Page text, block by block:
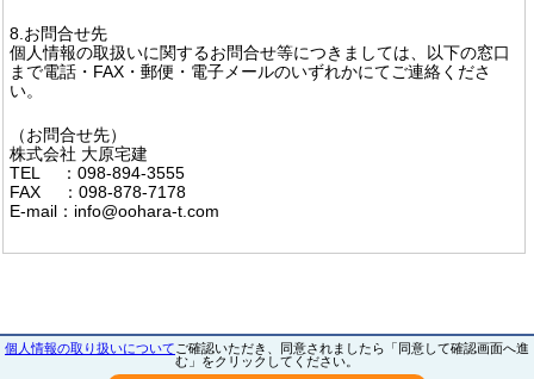
8.お問合せ先
個人情報の取扱いに関するお問合せ等につきましては、以下の窓口
まで電話・FAX・郵便・電子メールのいずれかにてご連絡くださ
い。
（お問合せ先）
株式会社 大原宅建
TEL ：098-894-3555
FAX ：098-878-7178
E-mail：info@oohara-t.com
個人情報の取り扱いについて ご確認いただき、同意されましたら「同意して確認画面へ進
む」をクリックしてください。